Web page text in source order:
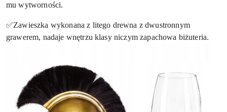
mu wytworności.
✅Zawieszka wykonana z litego drewna z dwustronnym
grawerem, nadaje wnętrzu klasy niczym zapachowa biżuteria.